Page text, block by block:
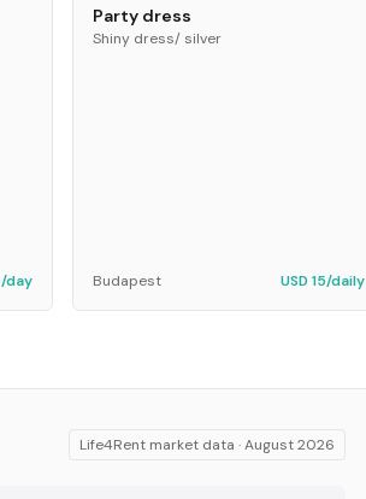
day
Party dress
Shiny dress/ silver
Budapest USD 15/daily
Life4Rent market data ·August 2026